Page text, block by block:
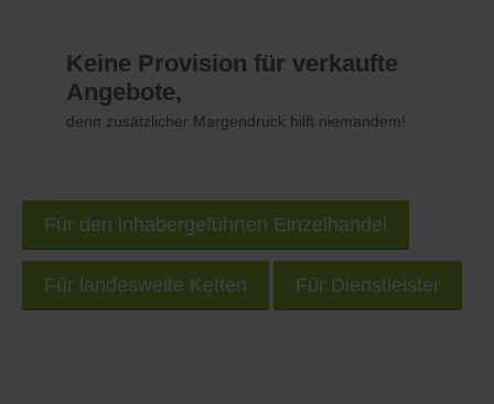
Keine Provision für verkaufte
Angebote,
denn zusätzlicher Margendruck hilft niemandem!
Für den inhabergeführten Einzelhandel
Für landesweite Ketten Für Dienstleister